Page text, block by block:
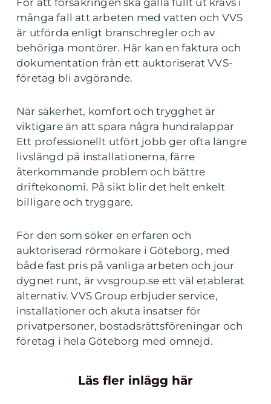
många fall att arbeten med vatten och VVS
är utförda enligt branschregler och av
behöriga montörer. Här kan en faktura och
dokumentation från ett auktoriserat VVS-
företag bli avgörande.
När säkerhet, komfort och trygghet är
viktigare än att spara några hundralappar
Ett professionellt utfört jobb ger ofta längre
livslängd på installationerna, färre
återkommande problem och bättre
driftekonomi. På sikt blir det helt enkelt
billigare och tryggare.
För den som söker en erfaren och
auktoriserad rörmokare i Göteborg, med
både fast pris på vanliga arbeten och jour
dygnet runt, är vvsgroup.se ett väl etablerat
alternativ. VVS Group erbjuder service,
installationer och akuta insatser för
privatpersoner, bostadsrättsföreningar och
företag i hela Göteborg med omnejd.
Läs fler inlägg här